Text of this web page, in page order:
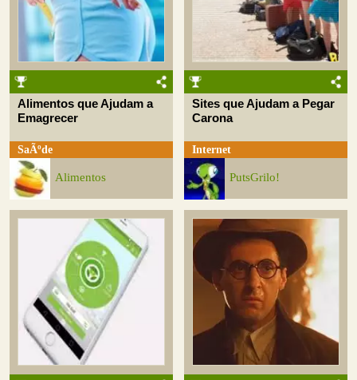
Alimentos que Ajudam a
Emagrecer
SaÃºde
Alimentos
Sites que Ajudam a Pegar
Carona
Internet
PutsGrilo!